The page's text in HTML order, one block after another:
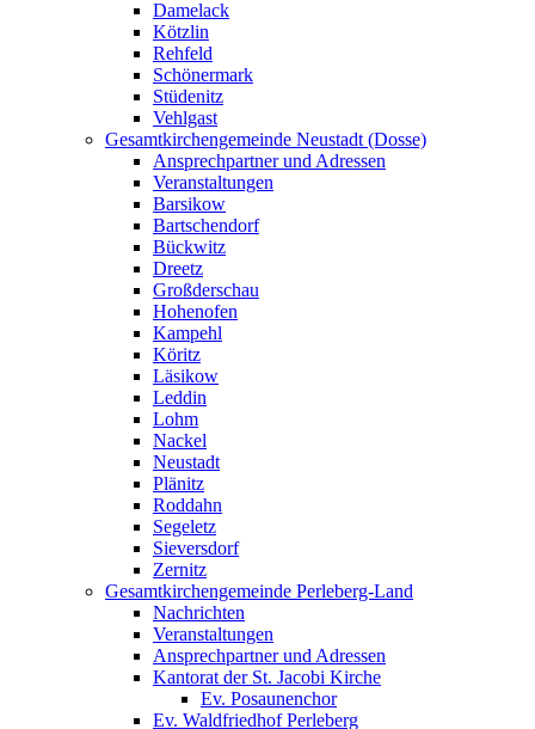
Damelack
Kötzlin
Rehfeld
Schönermark
Stüdenitz
Vehlgast
Gesamtkirchengemeinde Neustadt (Dosse)
Ansprechpartner und Adressen
Veranstaltungen
Barsikow
Bartschendorf
Bückwitz
Dreetz
Großderschau
Hohenofen
Kampehl
Köritz
Läsikow
Leddin
Lohm
Nackel
Neustadt
Plänitz
Roddahn
Segeletz
Sieversdorf
Zernitz
Gesamtkirchengemeinde Perleberg-Land
Nachrichten
Veranstaltungen
Ansprechpartner und Adressen
Kantorat der St. Jacobi Kirche
Ev. Posaunenchor
Ev. Waldfriedhof Perleberg